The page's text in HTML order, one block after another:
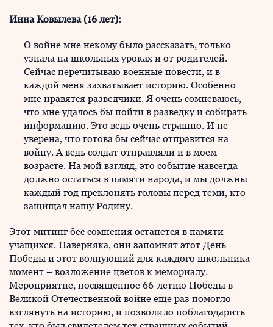
Инна Ковылева (16 лет):
О войне мне некому было рассказать, только
узнала на школьных уроках и от родителей.
Сейчас перечитываю военные повести, и в
каждой меня захватывает историю. Особенно
мне нравятся разведчики. Я очень сомневаюсь,
что мне удалось бы пойти в разведку и собирать
информацию. Это ведь очень страшно. И не
уверена, что готова бы сейчас отправится на
войну. А ведь солдат отправляли и в моем
возрасте. На мой взгляд, это событие навсегда
должно остаться в памяти народа, и мы должны
каждый год преклонять головы перед теми, кто
защищал нашу Родину.
Этот митинг бес сомнения останется в памяти
учащихся. Наверняка, они запомнят этот День
Победы и этот волнующий для каждого школьника
момент – возложение цветов к мемориалу.
Мероприятие, посвященное 66-летию Победы в
Великой Отечественной войне еще раз помогло
взглянуть на историю, и позволило поблагодарить